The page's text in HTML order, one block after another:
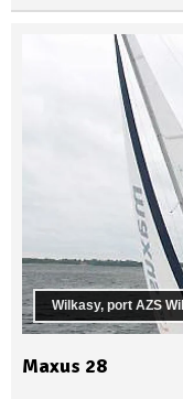
Wilkasy, port AZS
Maxus 28